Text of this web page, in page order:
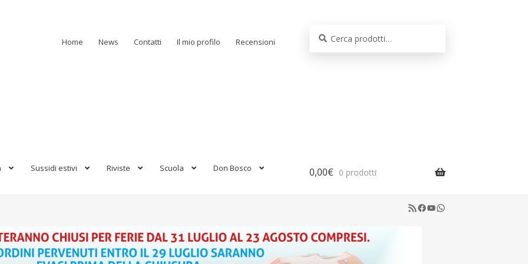
Home News Contatti Il mio profilo Recensioni
Sussidi estivi Riviste Scuola Don Bosco 0,00€ 0 prodotti
RSS Feed
Facebook
YouTube
WhatsApp